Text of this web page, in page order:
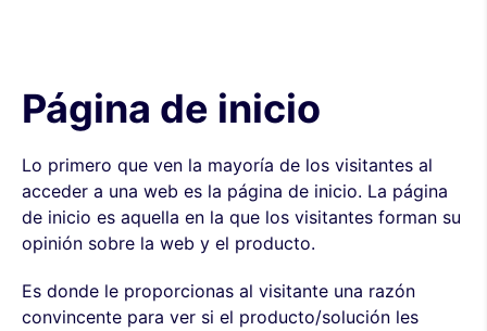
Página de inicio
Lo primero que ven la mayoría de los visitantes al
acceder a una web es la página de inicio. La página
de inicio es aquella en la que los visitantes forman su
opinión sobre la web y el producto.
Es donde le proporcionas al visitante una razón
convincente para ver si el producto/solución les